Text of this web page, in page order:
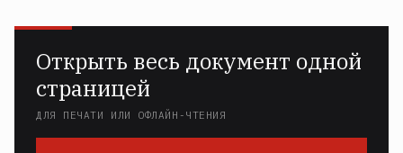
Открыть весь документ одной
страницей
ДЛЯ ПЕЧАТИ ИЛИ ОФЛАЙН-ЧТЕНИЯ